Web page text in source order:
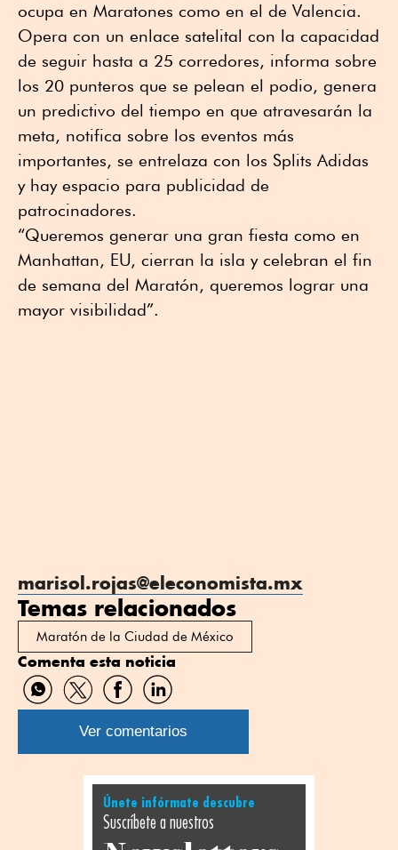
ocupa en Maratones como en el de Valencia.
Opera con un enlace satelital con la capacidad
de seguir hasta a 25 corredores, informa sobre
los 20 punteros que se pelean el podio, genera
un predictivo del tiempo en que atravesarán la
meta, notifica sobre los eventos más
importantes, se entrelaza con los Splits Adidas
y hay espacio para publicidad de
patrocinadores.
“Queremos generar una gran fiesta como en
Manhattan, EU, cierran la isla y celebran el fin
de semana del Maratón, queremos lograr una
mayor visibilidad”.
marisol.rojas@eleconomista.mx
Temas relacionados
Maratón de la Ciudad de México
Comenta esta noticia
Compartir
por
WhatsApp
Compartir
por
Twitter
Compartir
por
Facebook
Compartir
por
Linkedin
Ver comentarios
Únete infórmate descubre
Suscríbete a nuestros